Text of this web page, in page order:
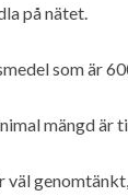
på nätet.
som är
mängd
väl